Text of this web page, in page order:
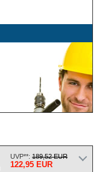
UVP**: 189,52 EUR
122,95 EUR